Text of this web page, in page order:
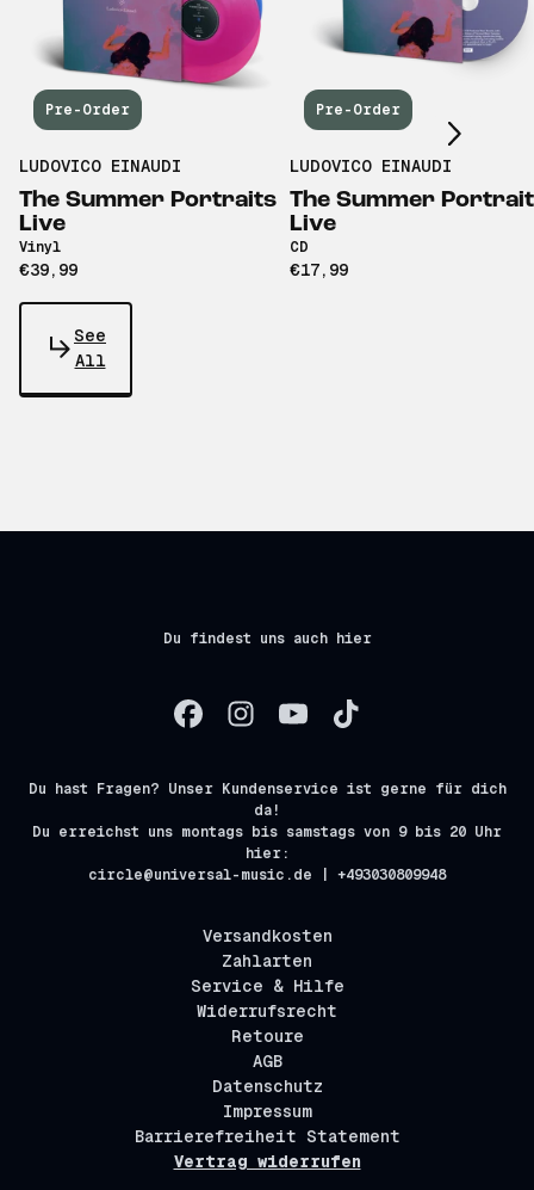
Pre-Order
LUDOVICO EINAUDI
The Summer Portraits
Live
Vinyl
€39,99
Pre-Order
LUDOVICO EINAUDI
The Summer
Live
CD
€17,99
Scroll right
See
All
Du findest uns auch hier
Du hast Fragen? Unser Kundenservice ist gerne für dich
da!
Du erreichst uns montags bis samstags von 9 bis 20 Uhr
hier:
circle@universal-music.de | +493030809948
Versandkosten
Zahlarten
Service & Hilfe
Widerrufsrecht
Retoure
AGB
Datenschutz
Impressum
Barrierefreiheit Statement
Vertrag widerrufen